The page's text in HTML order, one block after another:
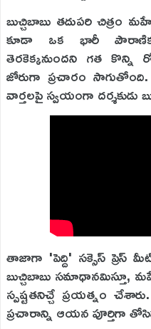
బుచ్చిబాబు తదుపరి
కూడా ఒక భారీ
తెరకెక్కనుందని గత కొన్ని
జోరుగా ప్రచారం సాగుతోంది.
వార్తలపై స్వయంగా దర్శకుడు
తాజాగా 'పెద్ది' సక్సెస్ ప్రెస్
బుచ్చిబాబు సమాధానమిస్తూ,
స్పష్టతనిచ్చే ప్రయత్నం
ప్రచారాన్ని ఆయన పూర్తిగా